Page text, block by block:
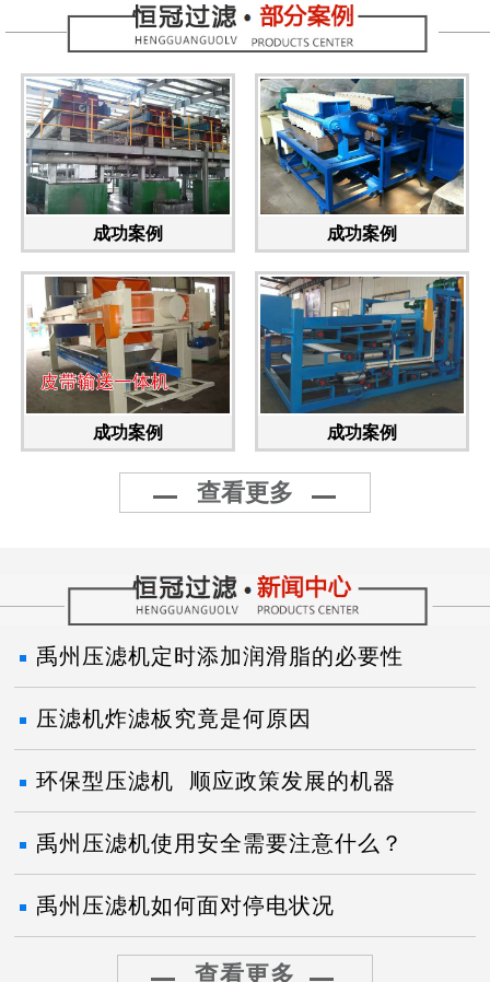
成功案例 成功案例
成功案例 成功案例
查看更多
禹州压滤机定时添加润滑脂的必要性
压滤机炸滤板究竟是何原因
环保型压滤机 顺应政策发展的机器
禹州压滤机使用安全需要注意什么？
禹州压滤机如何面对停电状况
查看更多